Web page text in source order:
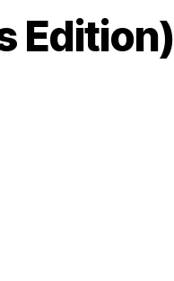
Edition)